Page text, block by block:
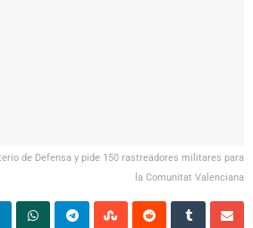
de Defensa y pide 150 rastreadores militares para
la Comunitat Valenciana